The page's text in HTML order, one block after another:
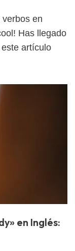
en
Has llegado
artículo
en Inglés: